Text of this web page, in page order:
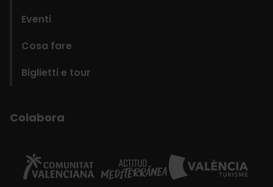
Eventi
Cosa fare
Biglietti e tour
Colabora